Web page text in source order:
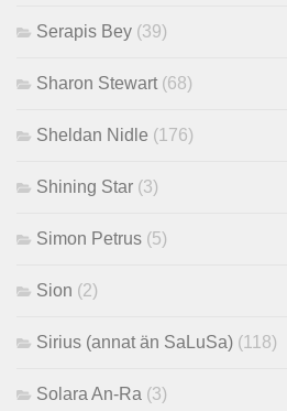
Serapis Bey (39)
Sharon Stewart (68)
Sheldan Nidle (176)
Shining Star (3)
Simon Petrus (5)
Sion (2)
Sirius (annat än SaLuSa) (118)
Solara An-Ra (3)